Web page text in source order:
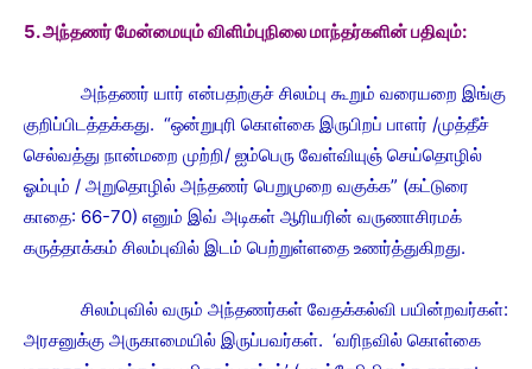
5. அந்தணர் மேன்மையும் விளிம்புநிலை மாந்தர்களின் பதிவும்:
அந்தணர் யார் என்பதற்குச் சிலம்பு கூறும் வரையறை இங்கு
குறிப்பிடத்தக்கது. “ஒன்றுபுரி கொள்கை இருபிறப் பாளர் /முத்தீச்
செல்வத்து நான்மறை முற்றி/ ஐம்பெரு வேள்வியுஞ் செய்தொழில்
ஓம்பும் / அறுதொழில் அந்தணர் பெறுமுறை வகுக்க” (கட்டுரை
காதை: 66-70) எனும் இவ் அடிகள் ஆரியரின் வருணாசிரமக்
கருத்தாக்கம் சிலம்புவில் இடம் பெற்றுள்ளதை உணர்த்துகிறது.
சிலம்புவில் வரும் அந்தணர்கள் வேதக்கல்வி பயின்றவர்கள்:
அரசனுக்கு அருகாமையில் இருப்பவர்கள். ‘வரிநவில் கொள்கை